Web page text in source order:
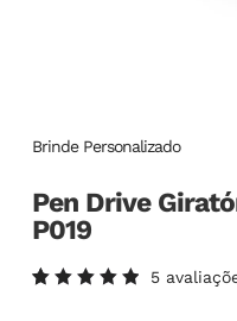
Brinde Personalizado
Pen Drive
P019
5